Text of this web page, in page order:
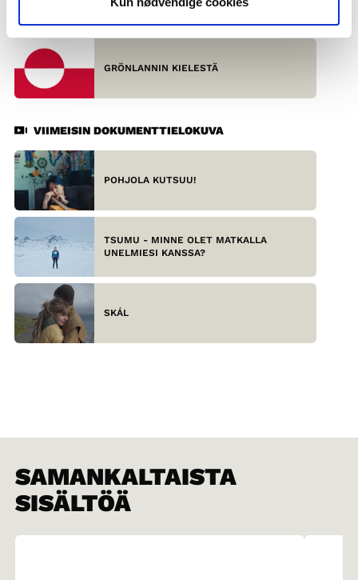
GRÖNLANNIN KIELESTÄ
VIIMEISIN DOKUMENTTIELOKUVA
POHJOLA KUTSUU!
TSUMU - MINNE OLET MATKALLA
UNELMIESI KANSSA?
SKÁL
SAMANKALTAISTA
SISÄLTÖÄ